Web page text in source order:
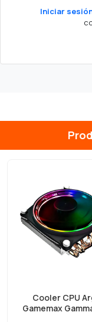
Iniciar
Cooler CPU
Gamemax